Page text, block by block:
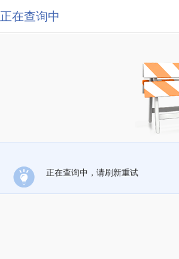
正在查询中
正在查询中，请刷新重试